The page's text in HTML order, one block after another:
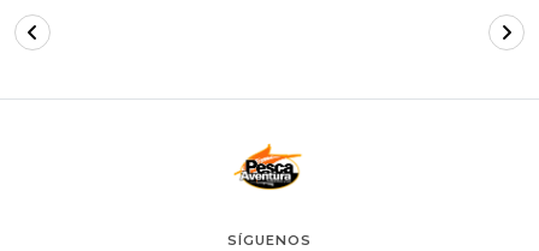
SÍGUENOS